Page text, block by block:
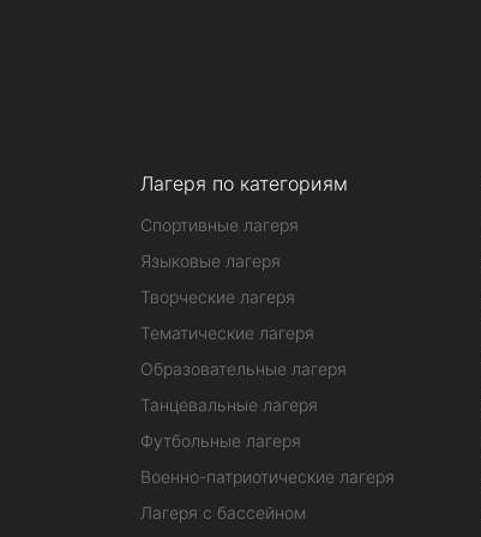
Лагеря по категориям
Спортивные лагеря
Языковые лагеря
Творческие лагеря
Тематические лагеря
Образовательные лагеря
Танцевальные лагеря
Футбольные лагеря
Военно-патриотические лагеря
Лагеря с бассейном